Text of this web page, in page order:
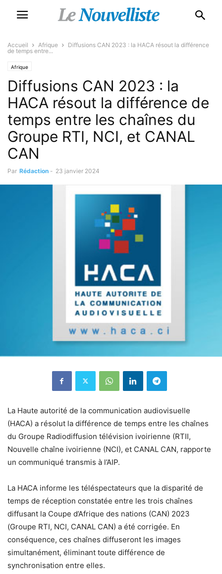
Accueil Afrique
Diffusions CAN 2023 : la HACA résout la différence
de temps entre...
Afrique
Diffusions CAN 2023 : la
HACA résout la différence de
temps entre les chaînes du
Groupe RTI, NCI, et CANAL
CAN
Par Rédaction - 23 janvier 2024
La Haute autorité de la communication audiovisuelle
(HACA) a résolut la différence de temps entre les chaînes
du Groupe Radiodiffusion télévision ivoirienne (RTII,
Nouvelle chaîne ivoirienne (NCI), et CANAL CAN, rapporte
un communiqué transmis à l’AIP.
La HACA informe les téléspectateurs que la disparité de
temps de réception constatée entre les trois chaînes
diffusant la Coupe d’Afrique des nations (CAN) 2023
(Groupe RTI, NCI, CANAL CAN) a été corrigée. En
conséquence, ces chaînes diffuseront les images
simultanément, éliminant toute différence de
synchronisation entre elles.